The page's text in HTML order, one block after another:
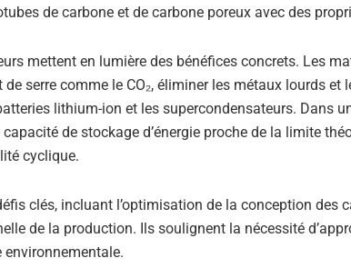
de carbone et de carbone poreux avec des
mettent en lumière des bénéfices concrets. Les
serre comme le CO₂, éliminer les métaux lourds
lithium-ion et les supercondensateurs. Dans
de stockage d’énergie proche de la limite
cyclique.
clés, incluant l’optimisation de la conception des
de la production. Ils soulignent la nécessité
environnementale.